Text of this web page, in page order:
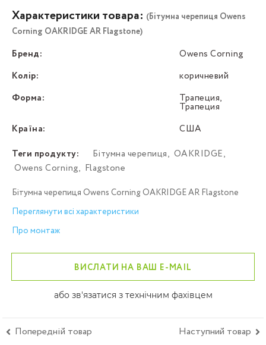
Характеристики товара: (Бітумна черепиця Owens
Corning OAKRIDGE AR Flagstone)
Бренд:
Owens Corning
Колір:
коричневий
Форма:
Трапеция,
Трапеция
Країна:
США
Теги продукту:
Бітумна черепиця, OAKRIDGE,
Owens Corning, Flagstone
Бітумна черепиця Owens Corning OAKRIDGE AR Flagstone
Переглянути всі характеристики
Про монтаж
ВИСЛАТИ НА ВАШ E-MAIL
або зв'язатися з технічним фахівцем
Попередній товар Наступний товар